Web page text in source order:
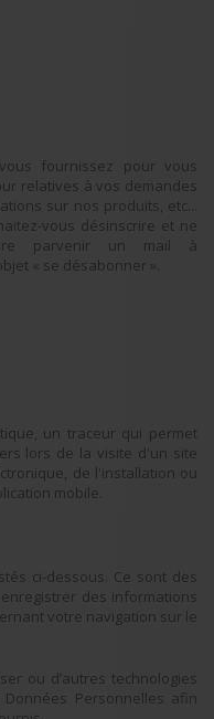
fournissez pour vous
relatives à vos demandes
sur nos produits, etc...
vous désinscrire et ne
parvenir un mail à
« se désabonner ».
un traceur qui permet
lors de la visite d'un site
de l'installation ou
mobile.
ci-dessous. Ce sont des
des informations
votre navigation sur le
ou d’autres technologies
Personnelles afin